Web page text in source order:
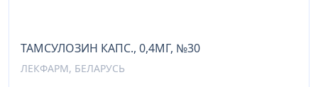
ТАМСУЛОЗИН КАПС., 0,4МГ, №30
ЛЕКФАРМ, БЕЛАРУСЬ